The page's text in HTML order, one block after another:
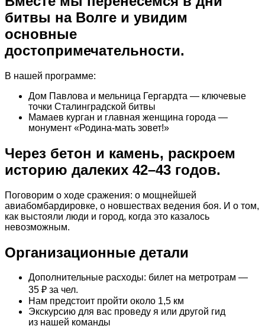
битвы на Волге и увидим
основные
достопримечательности.
В нашей программе:
Дом Павлова и мельница Гергардта — ключевые
точки Сталинградской битвы
Мамаев курган и главная женщина города —
монумент «Родина-мать зовет!»
Через бетон и камень, раскроем
историю далеких 42–43 годов.
Поговорим о ходе сражения: о мощнейшей
авиабомбардировке, о новшествах ведения боя. И о том,
как выстояли люди и город, когда это казалось
невозможным.
Организационные детали
Дополнительные расходы: билет на метротрам —
35 ₽ за чел.
Нам предстоит пройти около 1,5 км
Экскурсию для вас проведу я или другой гид
из нашей команды